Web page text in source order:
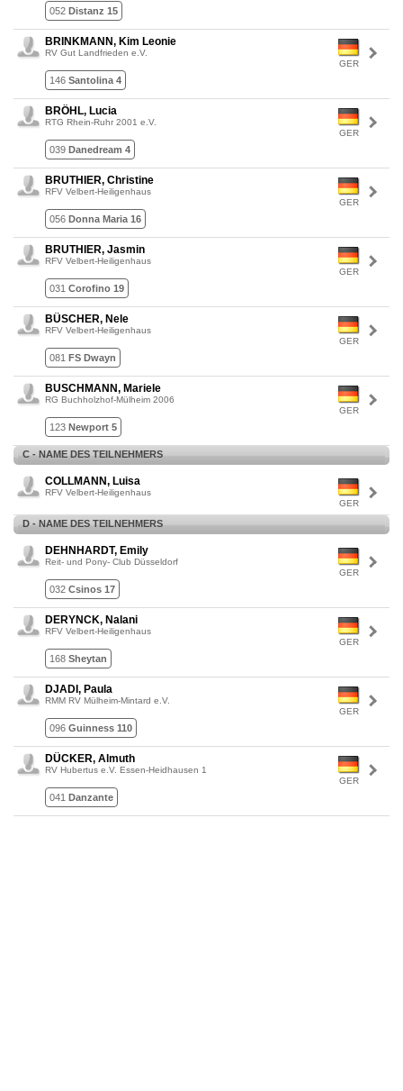
052 Distanz 15
GER
BRINKMANN, Kim Leonie
RV Gut Landfrieden e.V.
146 Santolina 4
GER
BRÖHL, Lucia
RTG Rhein-Ruhr 2001 e.V.
039 Danedream 4
GER
BRUTHIER, Christine
RFV Velbert-Heiligenhaus
056 Donna Maria 16
GER
BRUTHIER, Jasmin
RFV Velbert-Heiligenhaus
031 Corofino 19
GER
BÜSCHER, Nele
RFV Velbert-Heiligenhaus
081 FS Dwayn
GER
BUSCHMANN, Mariele
RG Buchholzhof-Mülheim 2006
123 Newport 5
C - NAME DES TEILNEHMERS
GER
COLLMANN, Luisa
RFV Velbert-Heiligenhaus
D - NAME DES TEILNEHMERS
GER
DEHNHARDT, Emily
Reit- und Pony- Club Düsseldorf
032 Csinos 17
GER
DERYNCK, Nalani
RFV Velbert-Heiligenhaus
168 Sheytan
GER
DJADI, Paula
RMM RV Mülheim-Mintard e.V.
096 Guinness 110
GER
DÜCKER, Almuth
RV Hubertus e.V. Essen-Heidhausen 1
041 Danzante